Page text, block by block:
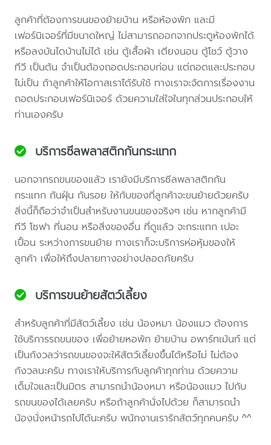
ลูกค้าที่ต้องการขนของย้ายบ้าน หรือห้องพัก และมี
เฟอร์นิเจอร์ที่มีขนาดใหญ่ ไม่สามารถออกจากประตูห้องพักได้
หรือลงบันไดบ้านไม่ได้ เช่น ตู้เสื้อผ้า เตียงนอน ตู้โชว์ ตู้วาง
ทีวี เป็นต้น จำเป็นต้องถอดประกอบก่อน แต่ถอดและประกอบ
ไม่เป็น ถ้าลูกค้าให้โอกาสเราได้รับใช้ ทางเราจะจัดการเรื่องงาน
ถอดประกอบเฟอร์นิเจอร์ ด้วยความใส่ใจในทุกส่วนประกอบให้
ท่านเองครับ
บริการซีลพลาสติกกันกระแทก
นอกจากรถขนของแล้ว เรายังมีบริการซีลพลาสติกกัน
กระแทก กันฝุ่น กันรอย ให้กับของที่ลูกค้าจะขนย้ายด้วยครับ
สิ่งนี้ก็ถือว่าจำเป็นสำหรับงานขนของจริงๆ เช่น หากลูกค้ามี
ทีวี โซฟา ที่นอน หรือสิ่งของอื่น ที่ดูแล้ว จะกระแทก เปอะ
เปื้อน ระหว่างการขนย้าย ทางเราก็จะบริการห่อหุ้มของให้
ลูกค้า เพื่อให้ถึงปลายทางอย่างปลอดภัยครับ
บริการขนย้ายสัตว์เลี้ยง
สำหรับลูกค้าที่มีสัตว์เลี้ยง เช่น น้องหมา น้องแมว ต้องการ
ใช้บริการรถขนของ เพื่อย้ายหอพัก ย้ายบ้าน อพาร์ทเม้นท์ แต่
เป็นกังวลว่ารถขนของจะให้สัตว์เลี้ยงขึ้นได้หรือไม่ ไม่ต้อง
กังวลนะครับ ทางเราให้บริการกับลูกค้าทุกท่าน ด้วยความ
เต็มใจและเป็นมิตร สามารถนำน้องหมา หรือน้องแมว ไปกับ
รถขนของได้เลยครับ หรือถ้าลูกค้านั่งไปด้วย ก็สามารถนำ
น้องนั่งหน้ารถไปได้นะครับ พนักงานเรารักสัตว์ทุกคนครับ ^^